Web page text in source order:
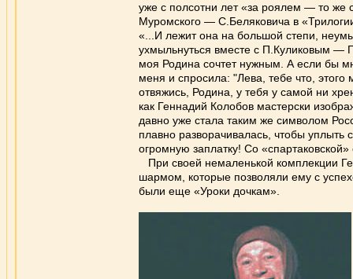
уже с полсотни лет «за роялем — то же
Муромского — С.Беляковича в
«...И лежит она на большой степи,
ухмыльнуться вместе с П.Куликовым —
моя Родина сочтет нужным. А если бы
меня и спросила: "Лева, тебе что,
отвяжись, Родина, у тебя у самой ни
как Геннадий Колобов мастерски
давно уже стала таким же символом
плавно разворачивалась, чтобы
огромную заплатку! Со
При своей немаленькой комплекции
шармом, которые позволяли ему с
были еще «Уроки дочкам».